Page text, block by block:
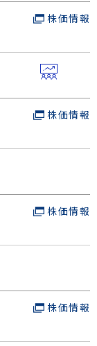
株価情報
株価情報
株価情報
株価情報